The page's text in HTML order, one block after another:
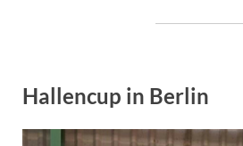
Hallencup in Berlin